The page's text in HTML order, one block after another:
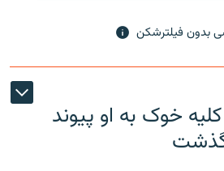
بدون فیلترشکن
خوک به او پیوند